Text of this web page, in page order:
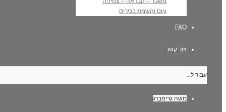
גיוס והשמת בכירים
FAQ
צור קשר
עבור ל...
משה גרימברג